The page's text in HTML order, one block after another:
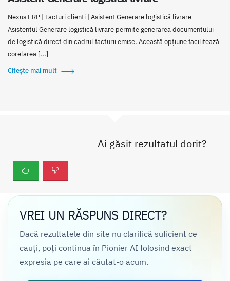
Nexus ERP | Facturi clienti | Asistent Generare logistică livrare
Asistentul Generare logistică livrare permite generarea documentului
de logistică direct din cadrul facturii emise. Această opțiune facilitează
corelarea [...]
Citește mai mult
Ai găsit rezultatul dorit?
VREI UN RĂSPUNS DIRECT?
Dacă rezultatele din site nu clarifică suficient ce
cauți, poți continua în Pionier AI folosind exact
expresia pe care ai căutat-o acum.